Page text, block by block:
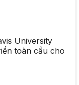
University
toàn cầu cho